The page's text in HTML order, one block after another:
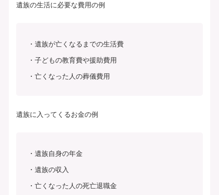
遺族の生活に必要な費用の例
遺族が亡くなるまでの生活費
子どもの教育費や援助費用
亡くなった人の葬儀費用
遺族に入ってくるお金の例
遺族自身の年金
遺族の収入
亡くなった人の死亡退職金